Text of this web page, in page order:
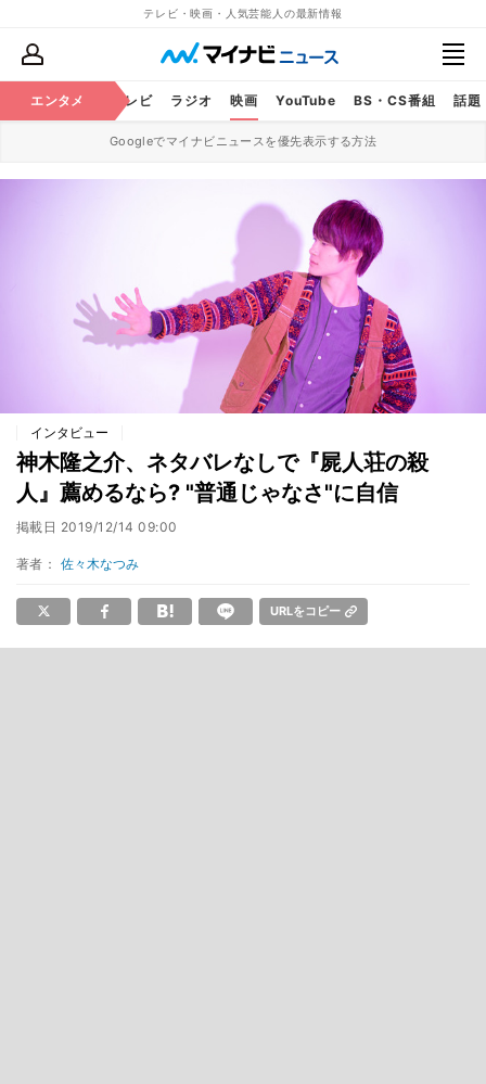
テレビ・映画・人気芸能人の最新情報
エンタメ
芸能 テレビ ラジオ 映画 YouTube BS・CS番組 話題
Googleでマイナビニュースを優先表示する方法
インタビュー
神木隆之介、ネタバレなしで『屍人荘の殺
人』薦めるなら? "普通じゃなさ"に自信
掲載日 2019/12/14 09:00
著者： 佐々木なつみ
URLをコピー